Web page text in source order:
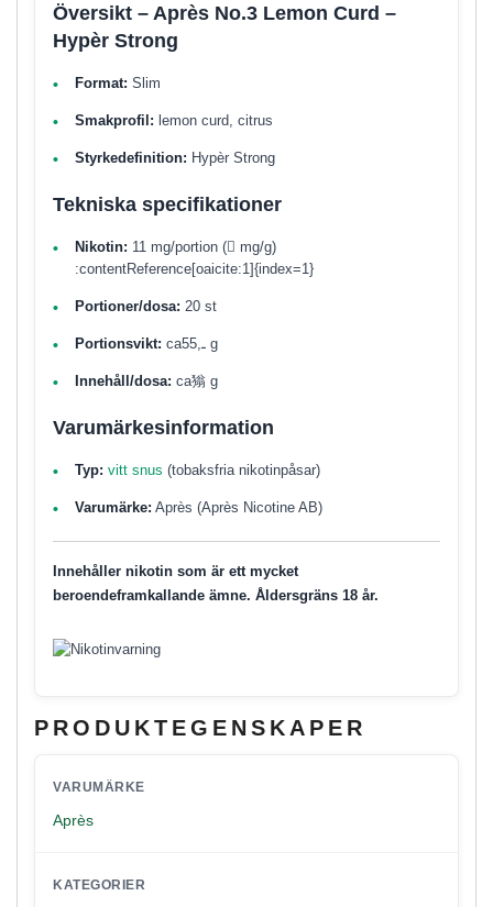
Översikt – Après No.3 Lemon Curd –
Hypèr Strong
Format: Slim
Smakprofil: lemon curd, citrus
Styrkedefinition: Hypèr Strong
Tekniska specifikationer
Nikotin: 11 mg/portion (󖐴 mg/g)
:contentReference[oaicite:1]{index=1}
Portioner/dosa: 20 st
Portionsvikt: caـ,55 g
Innehåll/dosa: ca㺋 g
Varumärkesinformation
Typ: vitt snus (tobaksfria nikotinpåsar)
Varumärke: Après (Après Nicotine AB)
Innehåller nikotin som är ett mycket
beroendeframkallande ämne. Åldersgräns 18 år.
PRODUKTEGENSKAPER
VARUMÄRKE
Après
KATEGORIER